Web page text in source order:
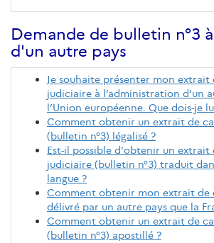
Demande de bulletin n°3
d'un autre pays
Je souhaite présenter mon extrait
judiciaire à l’administration d’un
l’Union européenne. Que dois-je
Comment obtenir un extrait de
(bulletin n°3) légalisé ?
Est-il possible d'obtenir un extrait
judiciaire (bulletin n°3) traduit
langue ?
Comment obtenir mon extrait de
délivré par un autre pays que la
Comment obtenir un extrait de
(bulletin n°3) apostillé ?